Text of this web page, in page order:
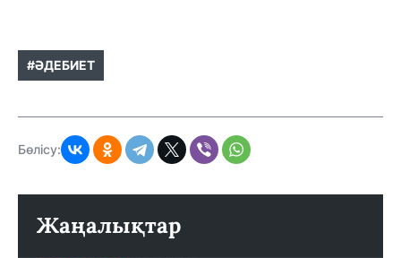
#ӘДЕБИЕТ
Бөлісу:
Жаңалықтар